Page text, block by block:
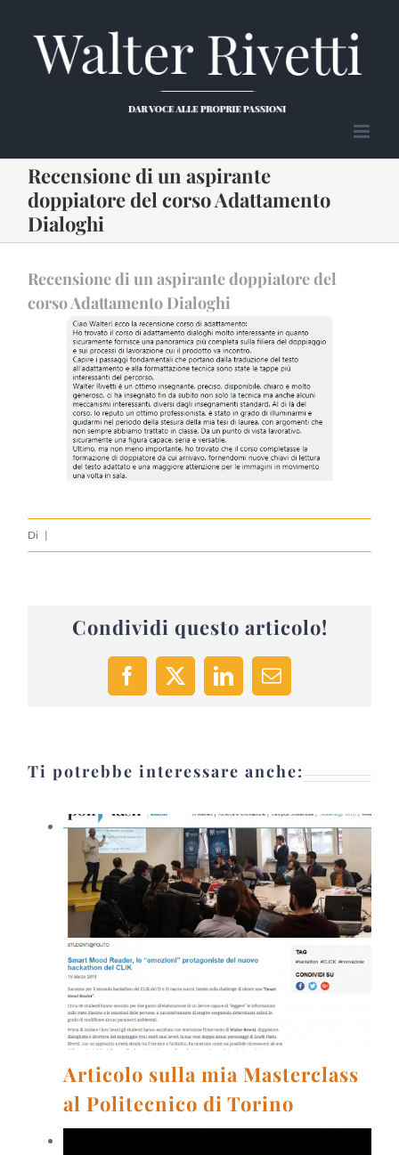
contenuto
Recensione di un aspirante
doppiatore del corso Adattamento
Dialoghi
Recensione di un aspirante doppiatore del
corso Adattamento Dialoghi
Di |
Condividi questo articolo!
Facebook
X LinkedInEmail
Ti potrebbe interessare anche:
Articolo sulla mia Masterclass
al Politecnico di Torino